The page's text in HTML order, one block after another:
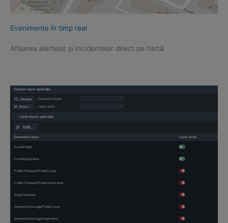
Evenimente în timp real
Afișarea alertelor și incidentelor direct pe hartă